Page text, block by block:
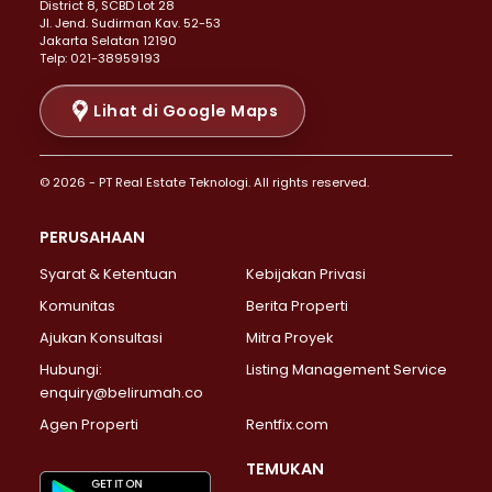
Properti Dijual di Senen >
Properti Dijual di Tanah Abang >
Properti Dijual di Cikini >
Properti Dijual di Kramat >
Properti Dijual di Pasar Baru >
Properti Dijual di Bendungan Hilir >
Properti Dijual di Jakarta Selatan >
Properti Dijual di Lebak Bulus >
Properti Dijual di Gandaria Selatan >
Properti Dijual di Pondok Labu >
Properti Dijual di Lenteng Agung >
Properti Dijual di Senayan >
Properti Dijual di Pondok Pinang >
Properti Dijual di Kebayoran Lama >
Properti Dijual di Kebayoran Baru >
District 8, SCBD Lot 28
JI. Jend. Sudirman Kav. 52-53
Jakarta Selatan 12190
Telp: 021-38959193
Lihat di Google Maps
© 2026 - PT Real Estate Teknologi. All rights reserved.
PERUSAHAAN
Syarat & Ketentuan
Kebijakan Privasi
Komunitas
Berita Properti
Ajukan Konsultasi
Mitra Proyek
Hubungi:
enquiry@belirumah.co
Listing Management Service
Agen Properti Rentfix.com
TEMUKAN